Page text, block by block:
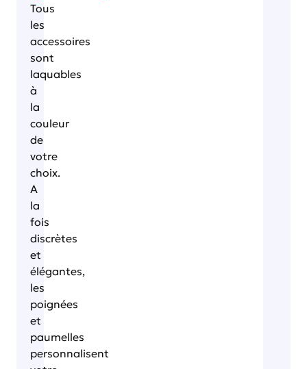
Tous
les
accessoires
sont
laquables
à
la
couleur
de
votre
choix.
A
la
fois
discrètes
et
élégantes,
les
poignées
et
paumelles
personnalisent